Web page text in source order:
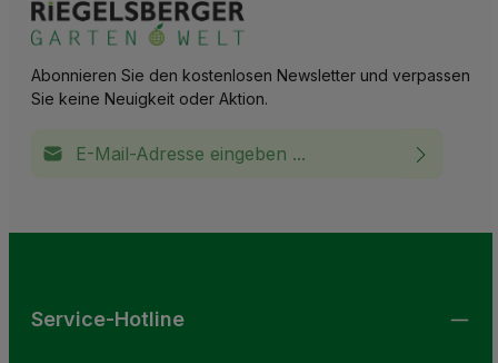
Abonnieren Sie den kostenlosen Newsletter und verpassen
Sie keine Neuigkeit oder Aktion.
Service-Hotline